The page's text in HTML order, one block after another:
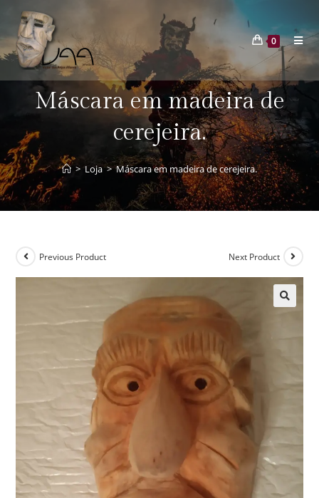
0
Máscara em madeira de
cerejeira.
> Loja > Máscara em madeira de cerejeira.
Previous Product Next Product